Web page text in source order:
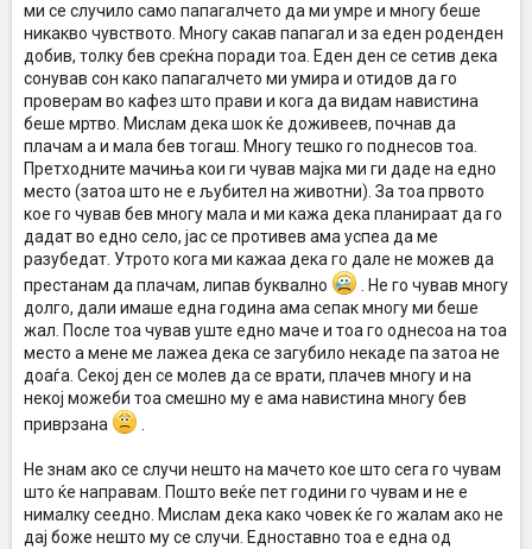
ми се случило само папагалчето да ми умре и многу беше
никакво чувството. Многу сакав папагал и за еден роденден
добив, толку бев среќна поради тоа. Еден ден се сетив дека
сонував сон како папагалчето ми умира и отидов да го
проверам во кафез што прави и кога да видам навистина
беше мртво. Мислам дека шок ќе доживеев, почнав да
плачам а и мала бев тогаш. Многу тешко го поднесов тоа.
Претходните мачиња кои ги чував мајка ми ги даде на едно
место (затоа што не е љубител на животни). За тоа првото
кое го чував бев многу мала и ми кажа дека планираат да го
дадат во едно село, јас се противев ама успеа да ме
разубедат. Утрото кога ми кажаа дека го дале не можев да
престанам да плачам, липав буквално
. Не го чував многу
долго, дали имаше една година ама сепак многу ми беше
жал. После тоа чував уште едно маче и тоа го однесоа на тоа
место а мене ме лажеа дека се загубило некаде па затоа не
доаѓа. Секој ден се молев да се врати, плачев многу и на
некој можеби тоа смешно му е ама навистина многу бев
приврзана
Не знам ако се случи нешто на мачето кое што сега го чувам
што ќе направам. Пошто веќе пет години го чувам и не е
нималку сеедно. Мислам дека како човек ќе го жалам ако не
дај боже нешто му се случи. Едноставно тоа е една од